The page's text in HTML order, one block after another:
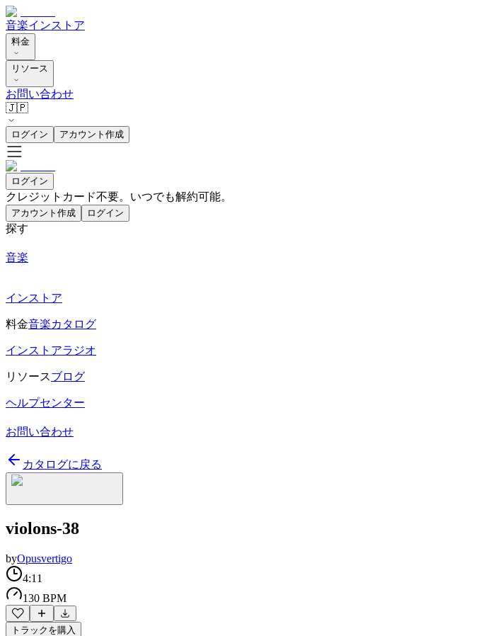
音楽インストア
料金
リソース
お問い合わせ
🇯🇵
ログイン アカウント作成
ログイン
クレジットカード不要。いつでも解約可能。
アカウント作成 ログイン
探す
音楽
インストア
料金音楽カタログ
インストアラジオ
リソースブログ
ヘルプセンター
お問い合わせ
カタログに戻る
violons-38
byOpusvertigo
4:11
130 BPM
トラックを購入